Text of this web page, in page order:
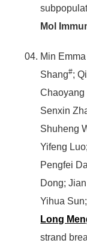
Mol
Min
Shang#;
Chaoyang
Senxin
Shuheng
Yifeng
Pengfei
Dong;
Yihua
Long
strand